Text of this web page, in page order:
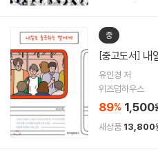
중
[중고도서] 내
유인경 저
위즈덤하우스
89% 1,500
새상품 13,800